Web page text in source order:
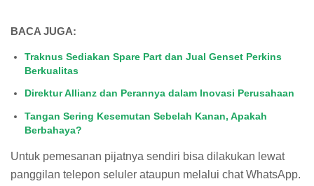
BACA JUGA:
Traknus Sediakan Spare Part dan Jual Genset Perkins
Berkualitas
Direktur Allianz dan Perannya dalam Inovasi Perusahaan
Tangan Sering Kesemutan Sebelah Kanan, Apakah
Berbahaya?
Untuk pemesanan pijatnya sendiri bisa dilakukan lewat
panggilan telepon seluler ataupun melalui chat WhatsApp.